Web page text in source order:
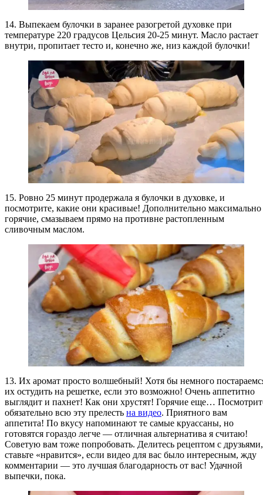
14. Выпекаем булочки в заранее разогретой духовке при
температуре 220 градусов Цельсия 20-25 минут. Масло растает
внутри, пропитает тесто и, конечно же, низ каждой булочки!
15. Ровно 25 минут продержала я булочки в духовке, и
посмотрите, какие они красивые! Дополнительно максимально
горячие, смазываем прямо на противне растопленным
сливочным маслом.
13. Их аромат просто волшебный! Хотя бы немного
их остудить на решетке, если это возможно! Очень аппетитно
выглядит и пахнет! Как они хрустят! Горячие еще…
обязательно всю эту прелесть на видео. Приятного вам
аппетита! По вкусу напоминают те самые круассаны, но
готовятся гораздо легче — отличная альтернатива я считаю!
Советую вам тоже попробовать. Делитесь рецептом с друзьями,
ставьте «нравится», если видео для вас было интересным, жду
комментарии — это лучшая благодарность от вас! Удачной
выпечки, пока.